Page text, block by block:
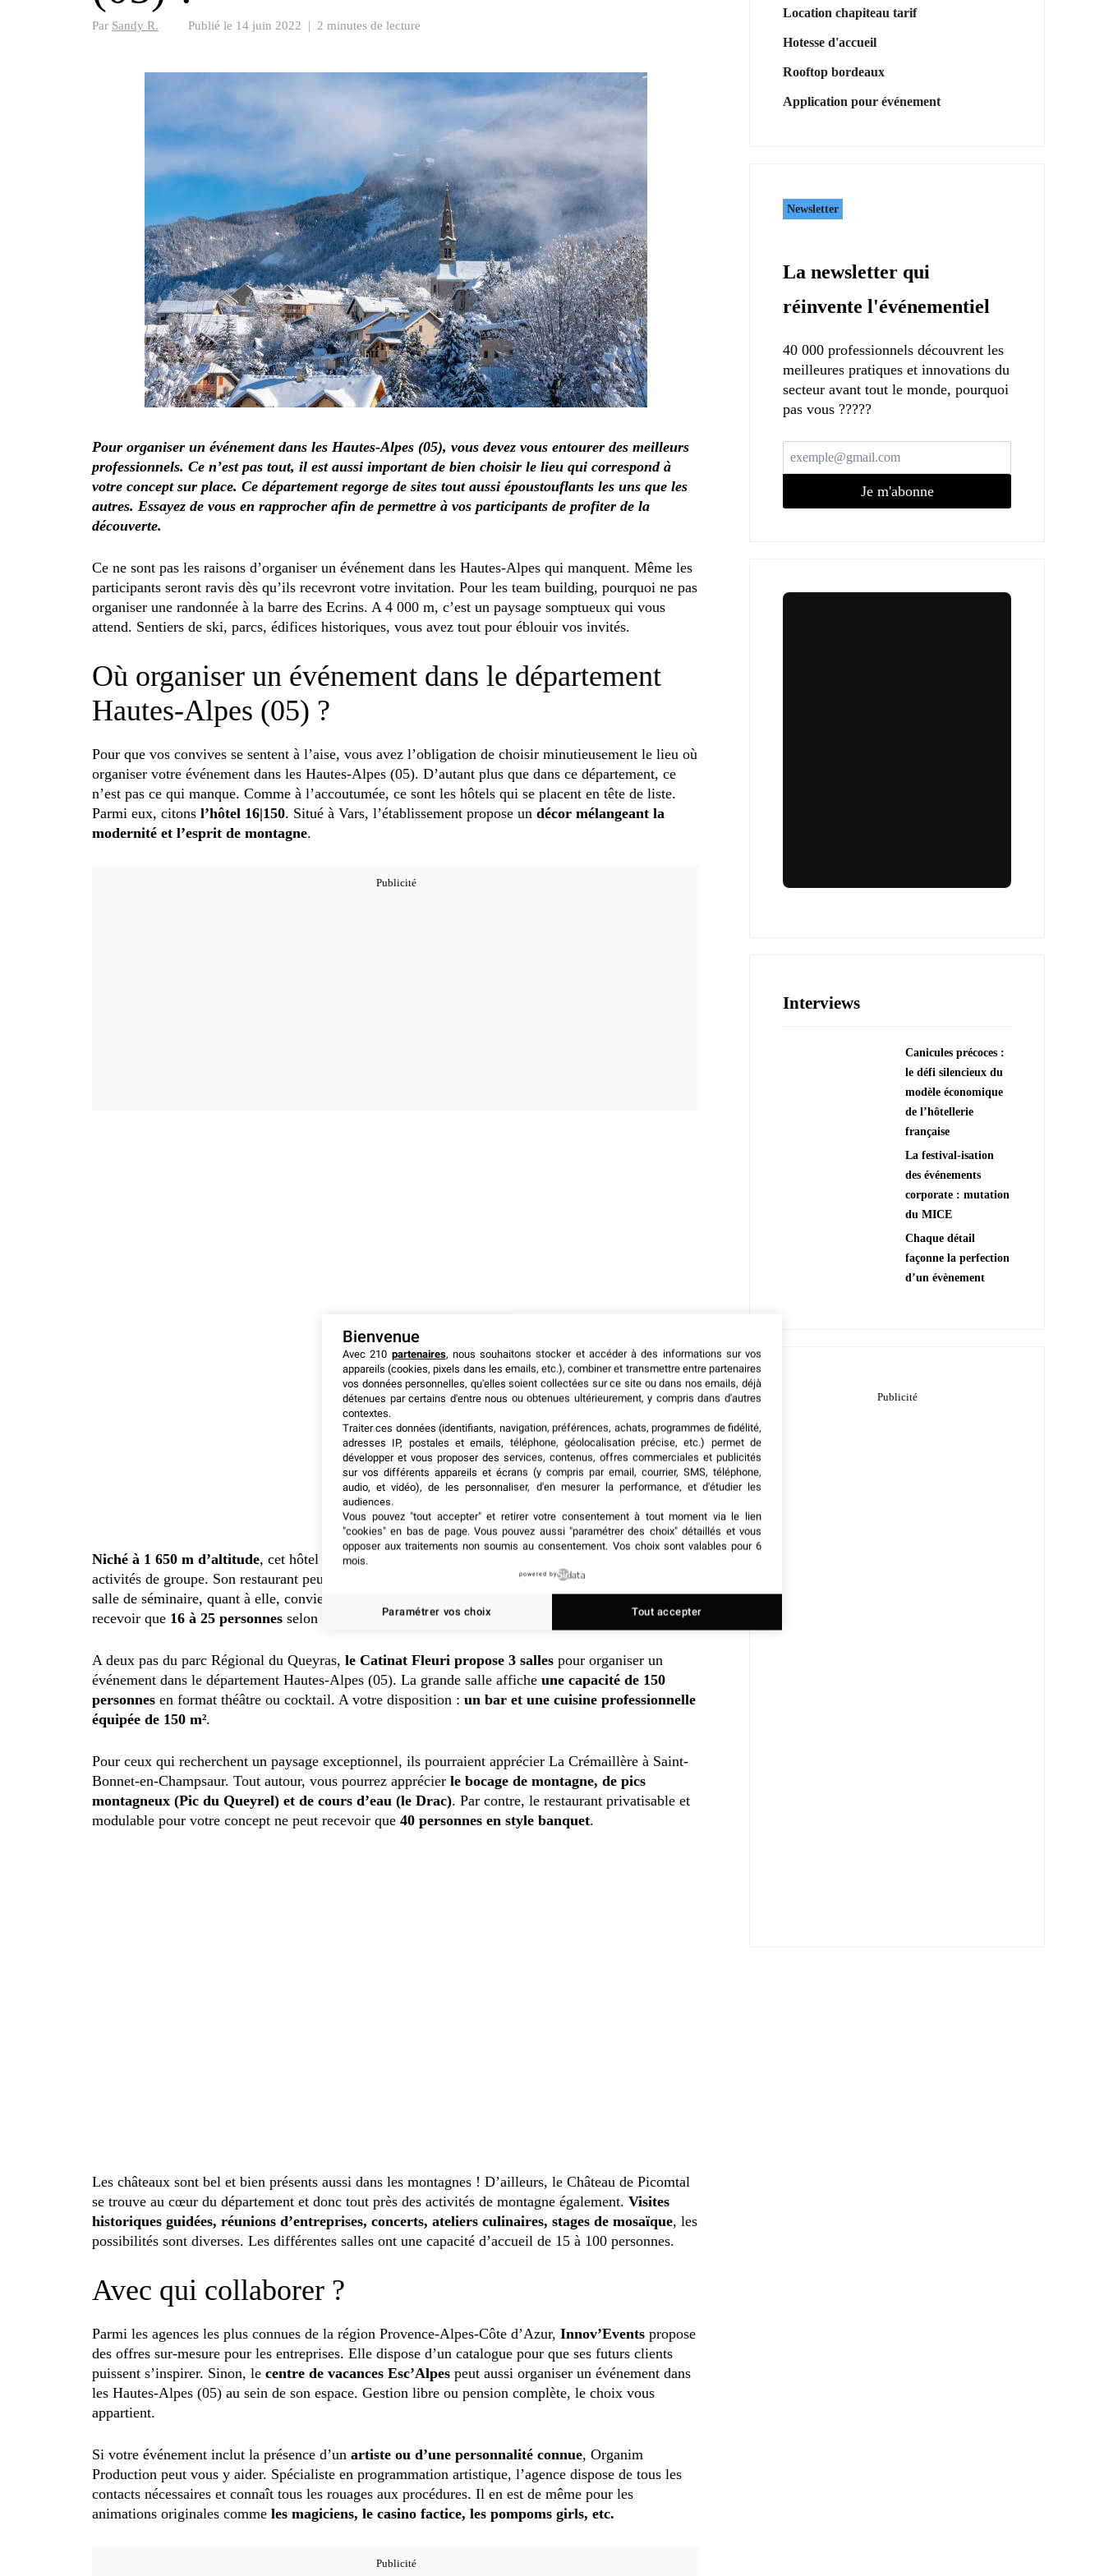
Par Sandy R. Publié le 14 juin 2022 | 2 minutes de lecture
Pour organiser un événement dans les Hautes-Alpes (05), vous devez vous entourer des meilleurs
professionnels. Ce n’est pas tout, il est aussi important de bien choisir le lieu qui correspond à
votre concept sur place. Ce département regorge de sites tout aussi époustouflants les uns que les
autres. Essayez de vous en rapprocher afin de permettre à vos participants de profiter de la
découverte.
Ce ne sont pas les raisons d’organiser un événement dans les Hautes-Alpes qui manquent. Même les
participants seront ravis dès qu’ils recevront votre invitation. Pour les team building, pourquoi ne pas
organiser une randonnée à la barre des Ecrins. A 4 000 m, c’est un paysage somptueux qui vous
attend. Sentiers de ski, parcs, édifices historiques, vous avez tout pour éblouir vos invités.
Où organiser un événement dans le département
Hautes-Alpes (05) ?
Pour que vos convives se sentent à l’aise, vous avez l’obligation de choisir minutieusement le lieu où
organiser votre événement dans les Hautes-Alpes (05). D’autant plus que dans ce département, ce
n’est pas ce qui manque. Comme à l’accoutumée, ce sont les hôtels qui se placent en tête de liste.
Parmi eux, citons l’hôtel 16|150. Situé à Vars, l’établissement propose un décor mélangeant la
modernité et l’esprit de montagne.
Niché à 1 650 m d’altitude, cet hôtel vous aidera à proposer facilement des pistes de ski lors de vos
activités de groupe. Son restaurant peut accueillir
jusqu’à 100 personnesen plus de la terrasse. Sa
salle de séminaire, quant à elle, conviendra mieux pour vos
événements intimistespuisqu’elle ne peut
recevoir que 16 à 25 personnes selon la disposition choisie.
A deux pas du parc Régional du Queyras, le Catinat Fleuri propose 3 salles pour organiser un
événement dans le département Hautes-Alpes (05). La grande salle affiche une capacité de 150
personnes en format théâtre ou cocktail. A votre disposition : un bar et une cuisine professionnelle
équipée de 150 m².
Pour ceux qui recherchent un paysage exceptionnel, ils pourraient apprécier La Crémaillère à Saint-
Bonnet-en-Champsaur. Tout autour, vous pourrez apprécier le bocage de montagne, de pics
montagneux (Pic du Queyrel) et de cours d’eau (le Drac). Par contre, le restaurant privatisable et
modulable pour votre concept ne peut recevoir que 40 personnes en style banquet.
Les châteaux sont bel et bien présents aussi dans les montagnes ! D’ailleurs, le Château de Picomtal
se trouve au cœur du département et donc tout près des activités de montagne également. Visites
historiques guidées, réunions d’entreprises, concerts, ateliers culinaires, stages de mosaïque, les
possibilités sont diverses. Les différentes salles ont une capacité d’accueil de 15 à 100 personnes.
Avec qui collaborer ?
Parmi les agences les plus connues de la région Provence-Alpes-Côte d’Azur, Innov’Events propose
des offres sur-mesure pour les entreprises. Elle dispose d’un catalogue pour que ses futurs clients
puissent s’inspirer. Sinon, le centre de vacances Esc’Alpes peut aussi organiser un événement dans
les Hautes-Alpes (05) au sein de son espace. Gestion libre ou pension complète, le choix vous
appartient.
Si votre événement inclut la présence d’un artiste ou d’une personnalité connue, Organim
Production peut vous y aider. Spécialiste en programmation artistique, l’agence dispose de tous les
contacts nécessaires et connaît tous les rouages aux procédures. Il en est de même pour les
animations originales comme les magiciens, le casino factice, les pompoms girls, etc.
Location chapiteau tarif
Hotesse d'accueil
Rooftop bordeaux
Application pour événement
Newsletter
La newsletter qui
réinvente l'événementiel
40 000 professionnels découvrent les
meilleures pratiques et innovations du
secteur avant tout le monde, pourquoi
pas vous ?????
Je m'abonne
???? Explorer les animations
Interviews
Canicules précoces :
le défi silencieux du
modèle économique
de l’hôtellerie
française
La festival-isation
des événements
corporate : mutation
du MICE
Chaque détail
façonne la perfection
d’un évènement
Bienvenue
Avec 210 partenaires, nous souhaitons stocker et accéder à des informations sur vos
appareils (cookies, pixels dans les emails, etc.), combiner et transmettre entre partenaires
vos données personnelles, qu'elles soient collectées sur ce site ou dans nos emails, déjà
détenues par certains d'entre nous ou obtenues ultérieurement, y compris dans d'autres
contextes.
Traiter ces données (identifiants, navigation, préférences, achats, programmes de fidélité,
adresses IP, postales et emails, téléphone, géolocalisation précise, etc.) permet de
développer et vous proposer des services, contenus, offres commerciales et publicités
sur vos différents appareils et écrans (y compris par email, courrier, SMS, téléphone,
audio, et vidéo), de les personnaliser, d'en mesurer la performance, et d'étudier les
audiences.
Vous pouvez "tout accepter" et retirer votre consentement à tout moment via le lien
"cookies" en bas de page. Vous pouvez aussi "paramétrer des choix" détaillés et vous
opposer aux traitements non soumis au consentement. Vos choix sont valables pour 6
mois.
powered by
Paramétrer vos choix Tout accepter